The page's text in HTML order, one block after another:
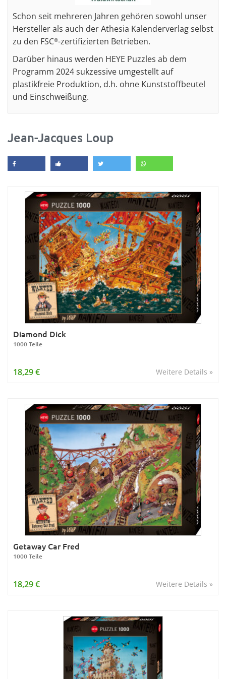
Schon seit mehreren Jahren gehören sowohl unser
Hersteller als auch der Athesia Kalenderverlag selbst
zu den FSC®-zertifizierten Betrieben.
Darüber hinaus werden HEYE Puzzles ab dem
Programm 2024 sukzessive umgestellt auf
plastikfreie Produktion, d.h. ohne Kunststoffbeutel
und Einschweißung.
Jean-Jacques Loup
Diamond Dick
1000 Teile
Weitere Details »
18,29 €
Getaway Car Fred
1000 Teile
Weitere Details »
18,29 €